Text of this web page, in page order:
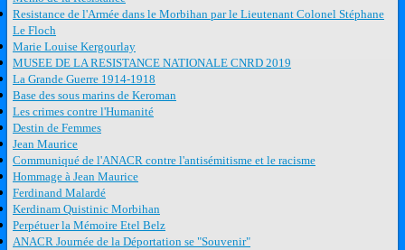
Resistance de l'Armée dans le Morbihan par le Lieutenant Colonel Stéphane
Le Floch
Marie Louise Kergourlay
MUSEE DE LA RESISTANCE NATIONALE CNRD 2019
La Grande Guerre 1914-1918
Base des sous marins de Keroman
Les crimes contre l'Humanité
Destin de Femmes
Jean Maurice
Communiqué de l'ANACR contre l'antisémitisme et le racisme
Hommage à Jean Maurice
Ferdinand Malardé
Kerdinam Quistinic Morbihan
Perpétuer la Mémoire Etel Belz
ANACR Journée de la Déportation se "Souvenir"